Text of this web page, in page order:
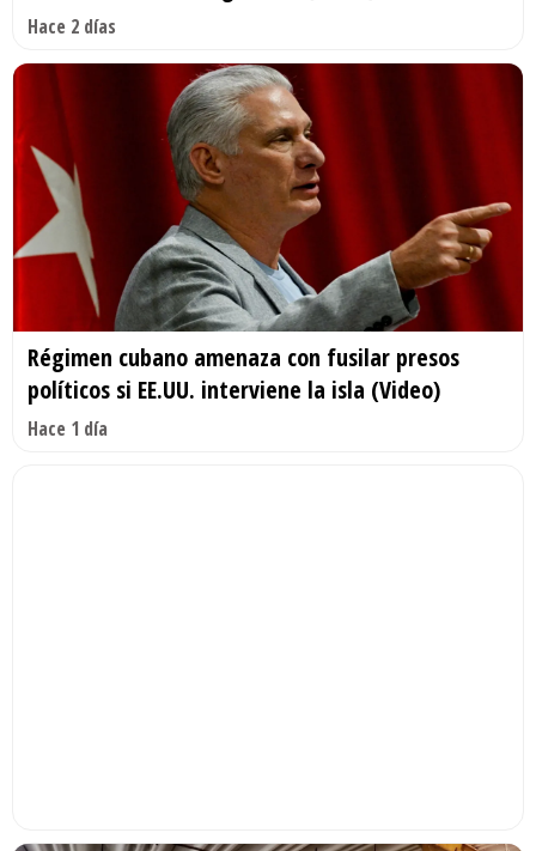
Hace 2 días
Régimen cubano amenaza con fusilar presos
políticos si EE.UU. interviene la isla (Video)
Hace 1 día